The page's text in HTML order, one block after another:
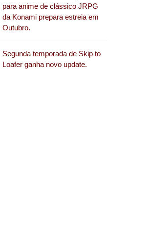
para anime de clássico JRPG
da Konami prepara estreia em
Outubro.
Segunda temporada de Skip to
Loafer ganha novo update.